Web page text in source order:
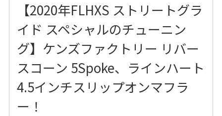
【2020年FLHXS ストリートグラ
イド スペシャルのチューニン
グ】ケンズファクトリー リバー
スコーン 5Spoke、ラインハート
4.5インチスリップオンマフラ
ー！